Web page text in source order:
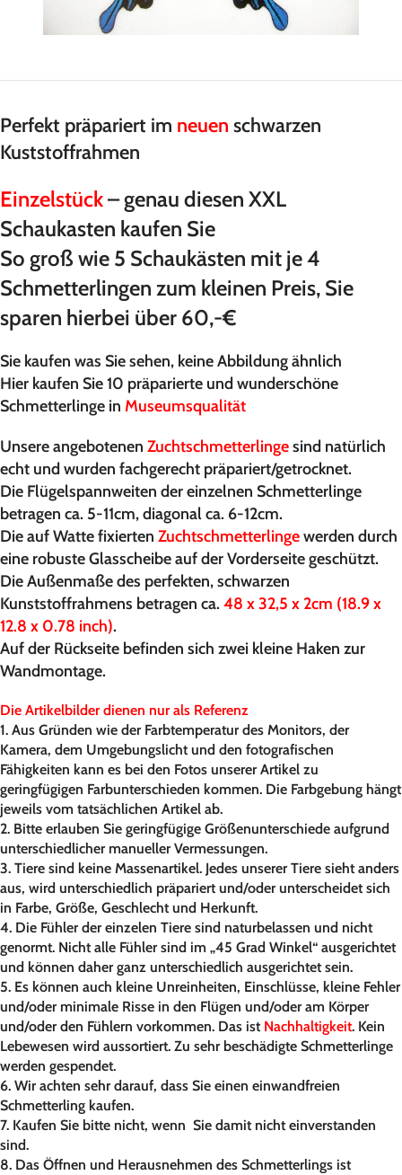
Perfekt präpariert im neuen schwarzen
Kuststoffrahmen
Einzelstück– genau diesen XXL
Schaukasten kaufen Sie
So groß wie 5 Schaukästen mit je 4
Schmetterlingen zum kleinen Preis, Sie
sparen hierbei über 60,-€
Sie kaufen was Sie sehen, keine Abbildung ähnlich
Hier kaufen Sie 10 präparierte und wunderschöne
Schmetterlinge in Museumsqualität
Unsere angebotenen Zuchtschmetterlingesind natürlich
echt und wurden fachgerecht präpariert/getrocknet.
Die Flügelspannweiten der einzelnen Schmetterlinge
betragen ca. 5-11cm, diagonal ca. 6-12cm.
Die auf Watte fixierten Zuchtschmetterlingewerden durch
eine robuste Glasscheibe auf der Vorderseite geschützt.
Die Außenmaße des perfekten, schwarzen
Kunststoffrahmens betragen ca. 48 x 32,5 x 2cm (18.9 x
12.8 x 0.78 inch).
Auf der Rückseite befinden sich zwei kleine Haken zur
Wandmontage.
Die Artikelbilder dienen nur als Referenz
1. Aus Gründen wie der Farbtemperatur des Monitors, der
Kamera, dem Umgebungslicht und den fotografischen
Fähigkeiten kann es bei den Fotos unserer Artikel zu
geringfügigen Farbunterschieden kommen. Die Farbgebung hängt
jeweils vom tatsächlichen Artikel ab.
2. Bitte erlauben Sie geringfügige Größenunterschiede aufgrund
unterschiedlicher manueller Vermessungen.
3. Tiere sind keine Massenartikel. Jedes unserer Tiere sieht anders
aus, wird unterschiedlich präpariert und/oder unterscheidet sich
in Farbe, Größe, Geschlecht und Herkunft.
4. Die Fühler der einzelen Tiere sind naturbelassen und nicht
genormt. Nicht alle Fühler sind im „45 Grad Winkel“ ausgerichtet
und können daher ganz unterschiedlich ausgerichtet sein.
5. Es können auch kleine Unreinheiten, Einschlüsse, kleine Fehler
und/oder minimale Risse in den Flügen und/oder am Körper
und/oder den Fühlern vorkommen. Das ist Nachhaltigkeit. Kein
Lebewesen wird aussortiert. Zu sehr beschädigte Schmetterlinge
werden gespendet.
6. Wir achten sehr darauf, dass Sie einen einwandfreien
Schmetterling kaufen.
7. Kaufen Sie bitte nicht, wenn Sie damit nicht einverstanden
sind.
8. Das Öffnen und Herausnehmen des Schmetterlings ist